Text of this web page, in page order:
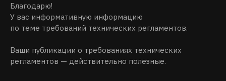
Благодарю!
У вас информативную информацию
по теме требований технических регламентов.
Ваши публикации о требованиях технических
регламентов — действительно полезные.